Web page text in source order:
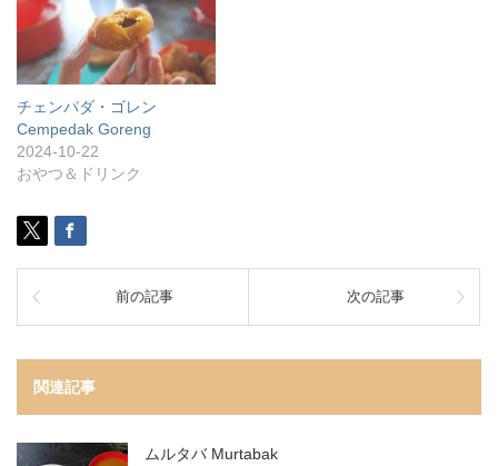
チェンパダ・ゴレン
Cempedak Goreng
2024-10-22
おやつ＆ドリンク
前の記事 次の記事
関連記事
ムルタバ Murtabak